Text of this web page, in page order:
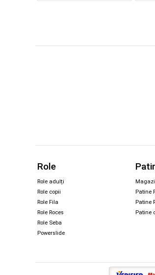
Role
Role adulți
Role copii
Role Fila
Role Roces
Role Seba
Powerslide
Patine
Patine
Patine